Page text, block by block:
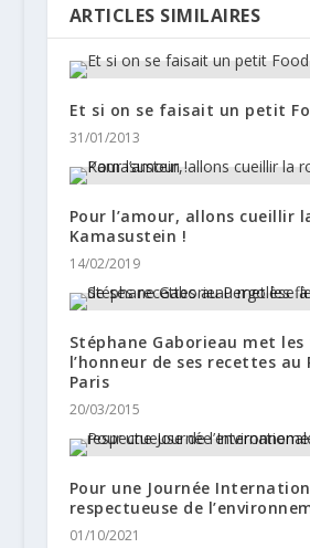
ARTICLES SIMILAIRES
Et si on se faisait un petit
31/01/2013
Pour l’amour, allons cueillir
Kamasustein !
14/02/2019
Stéphane Gaborieau met
l’honneur de ses recettes au
Paris
20/03/2015
Pour une Journée
respectueuse de
01/10/2021